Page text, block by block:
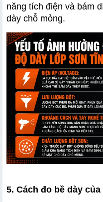
năng tích điện và bám
dày chỗ mỏng.
5. Cách đo bề dày